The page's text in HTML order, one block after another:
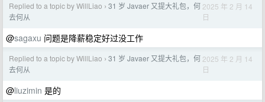
Replied to a topic by WillLiao › 31 岁 Javaer 又提大礼包，何
去何从
2025 年 2 月 14
日
@sagaxu 问题是降薪稳定好过没工作
Replied to a topic by WillLiao › 31 岁 Javaer 又提大礼包，何
去何从
2025 年 2 月 14
日
@liuzimin 是的